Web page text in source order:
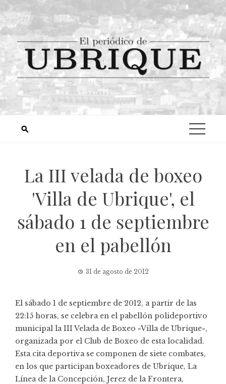
La III velada de boxeo
'Villa de Ubrique', el
sábado 1 de septiembre
en el pabellón
31 de agosto de 2012
El sábado 1 de septiembre de 2012, a partir de las
22:15 horas, se celebra en el pabellón polideportivo
municipal la III Velada de Boxeo «Villa de Ubrique»,
organizada por el Club de Boxeo de esta localidad.
Esta cita deportiva se componen de siete combates,
en los que participan boxeadores de Ubrique, La
Línea de la Concepción, Jerez de la Frontera,